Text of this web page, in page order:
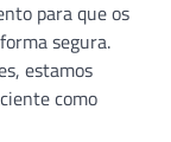
para que os
segura.
estamos
como